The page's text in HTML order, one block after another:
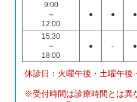
9:00
～
12:00
● ● ●
15:30
～
18:00
● - ●
休診日：火曜午後・土曜午後
※受付時間は診療時間とは異